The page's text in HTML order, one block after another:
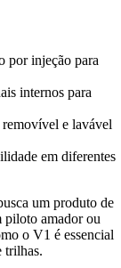
por injeção para
internos para
e lavável
em diferentes
um produto de
piloto amador ou
o V1 é essencial
trilhas.